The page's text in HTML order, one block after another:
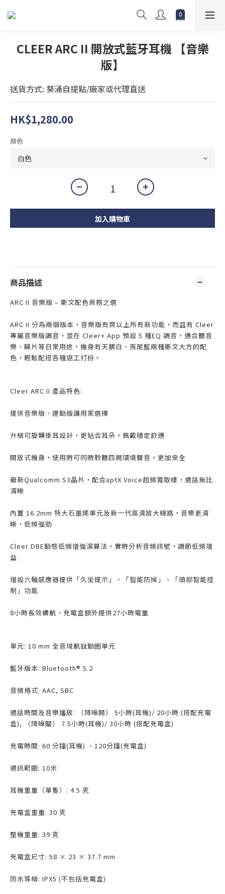
CLEER ARC II 開放式藍牙耳機 【音樂
版】
送貨方式: 葵涌自提點/廠家或代理直送
HK$1,280.00
顏色
加入購物車
商品描述
ARC II 音樂版 – 斯文配色商務之選
ARC II 分為兩個版本，音樂版有齊以上所有新功能，而且有 Cleer
專屬音樂版調音，並在 Cleer+ App 預設 5 種EQ 調音，適合聽音
樂、睇片等日常用途，機身有天鵝白、燕尾藍兩種斯文大方的配
色，輕鬆配搭各種返工打扮。
Cleer ARC II 產品特色:
提供音樂版、運動版讓用家選擇
升級可旋轉掛耳設計，更貼合耳朵，佩戴穩定舒適
開放式機身，使用時可同時聆聽四周環境聲音，更加安全
最新Qualcomm S3晶片，配合aptX Voice超頻寬取樣，通話無比
清晰
內置 16.2mm 特大石墨烯單元及新一代高清放大線路，音樂更清
晰，低頻強勁
Cleer DBE動態低頻增強演算法，實時分析音頻訊號，調節低頻增
益
增設六軸感應器提供「久坐提示」、「智能防掉」、「頭部智能控
制」功能
8小時長效續航，充電盒額外提供27小時電量
單元: 10 mm 全音域航鈦動圈單元
藍牙版本: Bluetooth® 5.2
音頻格式: AAC, SBC
通話時間及音樂播放: （降噪開） 5小時(耳機)/ 20小時 (搭配充電
盒), （降噪關） 7.5小時(耳機)/ 30小時 (搭配充電盒)
充電時間: 60 分鐘(耳機) 、120分鐘(充電盒)
通訊範圍: 10米
耳機重量（單隻）: 4.5 克
充電盒重量: 30 克
整機重量: 39 克
充電盒尺寸: 58 × 23 × 37.7 mm
防水等級: IPX5 (不包括充電盒)